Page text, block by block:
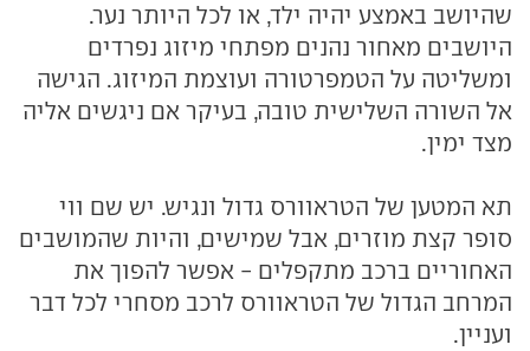
שהיושב באמצע יהיה ילד, או לכל היותר נער.
היושבים מאחור נהנים מפתחי מיזוג נפרדים
ומשליטה על הטמפרטורה ועוצמת המיזוג. הגישה
אל השורה השלישית טובה, בעיקר אם ניגשים אליה
מצד ימין.
תא המטען של הטראוורס גדול ונגיש. יש שם ווי
סופר קצת מוזרים, אבל שמישים, והיות שהמושבים
האחוריים ברכב מתקפלים - אפשר להפוך את
המרחב הגדול של הטראוורס לרכב מסחרי לכל דבר
ועניין.